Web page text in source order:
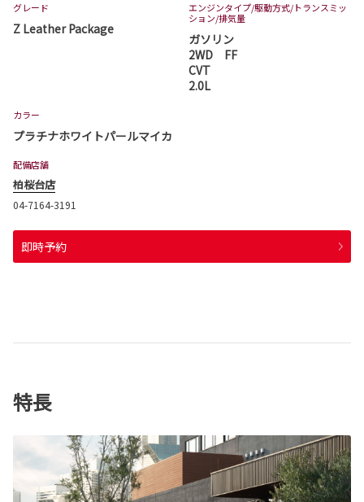
グレード
Z Leather Package
エンジンタイプ/駆動方式/トランスミッ
ション/排気量
ガソリン
2WD FF
CVT
2.0L
カラー
プラチナホワイトパールマイカ
配備店舗
柏桜台店
04-7164-3191
即時予約
特長